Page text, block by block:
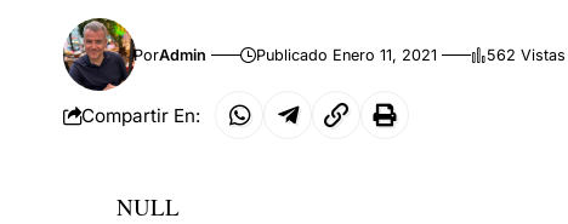
PorAdmin Publicado Enero 11, 2021 562 Vistas
Compartir En:
NULL